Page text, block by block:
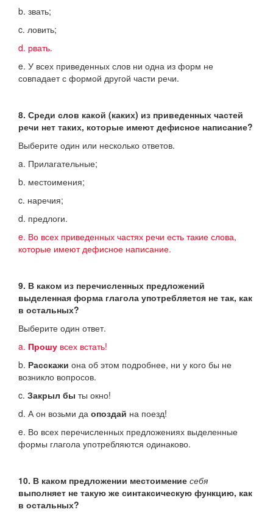
b. звать;
c. ловить;
d. рвать.
e. У всех приведенных слов ни одна из форм не
совпадает с формой другой части речи.
8. Среди слов какой (каких) из приведенных частей
речи нет таких, которые имеют дефисное написание?
Выберите один или несколько ответов.
a. Прилагательные;
b. местоимения;
c. наречия;
d. предлоги.
e. Во всех приведенных частях речи есть такие слова,
которые имеют дефисное написание.
9. В каком из перечисленных предложений
выделенная форма глагола употребляется не так, как
в остальных?
Выберите один ответ.
a. Прошу всех встать!
b. Расскажи она об этом подробнее, ни у кого бы не
возникло вопросов.
c. Закрыл бы ты окно!
d. А он возьми да опоздай на поезд!
e. Во всех перечисленных предложениях выделенные
формы глагола употребляются одинаково.
10. В каком предложении местоимение себя
выполняет не такую же синтаксическую функцию, как
в остальных?